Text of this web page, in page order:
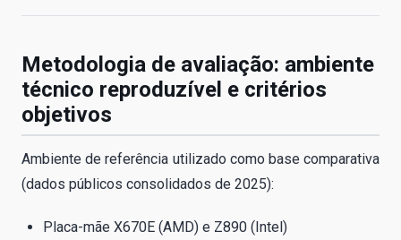
Metodologia de avaliação: ambiente
técnico reproduzível e critérios
objetivos
Ambiente de referência utilizado como base comparativa
(dados públicos consolidados de 2025):
Placa-mãe X670E (AMD) e Z890 (Intel)